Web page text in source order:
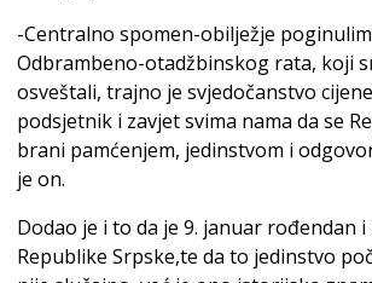
-Centralno spomen-obilježje
Odbrambeno-otadžbinskog rata, koji
osveštali, trajno je svjedočanstvo
podsjetnik i zavjet svima nama da se
brani pamćenjem, jedinstvom i
je on.
Dodao je i to da je 9. januar rođendan i
Republike Srpske,te da to jedinstvo